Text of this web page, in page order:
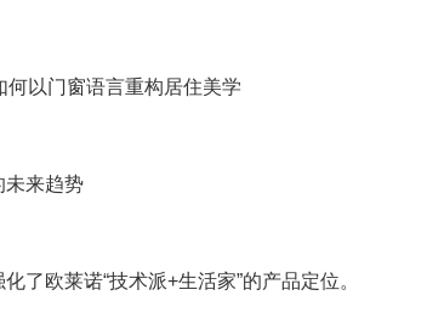
以门窗语言重构居住美学
未来趋势
了欧莱诺“技术派+生活家”的产品定位。